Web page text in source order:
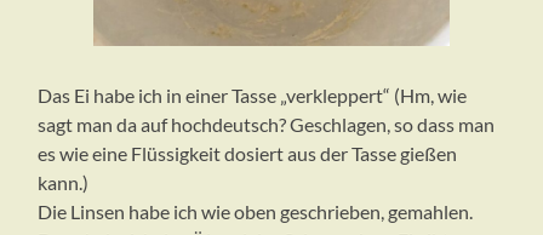
Das Ei habe ich in einer Tasse „verkleppert“ (Hm, wie
sagt man da auf hochdeutsch? Geschlagen, so dass man
es wie eine Flüssigkeit dosiert aus der Tasse gießen
kann.)
Die Linsen habe ich wie oben geschrieben, gemahlen.